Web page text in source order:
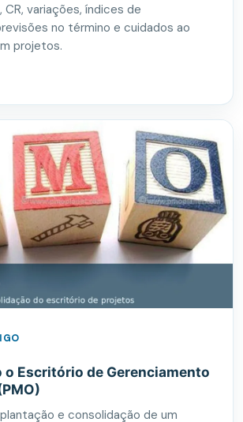
CR, variações, índices de
no término e cuidados ao
projetos.
o Escritório de Gerenciamento
e consolidação de um